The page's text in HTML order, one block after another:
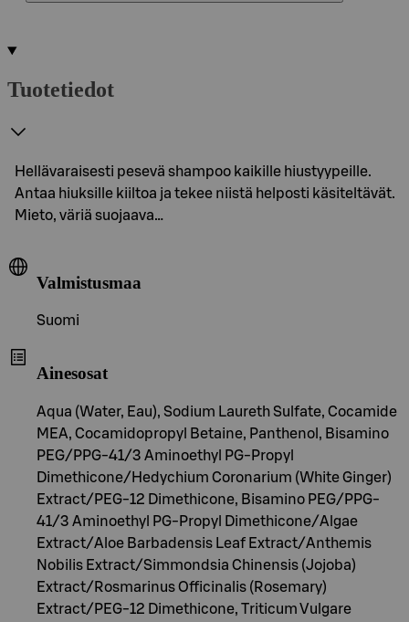
Tuotetiedot
Hellävaraisesti pesevä shampoo kaikille hiustyypeille.
Antaa hiuksille kiiltoa ja tekee niistä helposti käsiteltävät.
Mieto, väriä suojaava…
Valmistusmaa
Suomi
Ainesosat
Aqua (Water, Eau), Sodium Laureth Sulfate, Cocamide
MEA, Cocamidopropyl Betaine, Panthenol, Bisamino
PEG/PPG-41/3 Aminoethyl PG-Propyl
Dimethicone/Hedychium Coronarium (White Ginger)
Extract/PEG-12 Dimethicone, Bisamino PEG/PPG-
41/3 Aminoethyl PG-Propyl Dimethicone/Algae
Extract/Aloe Barbadensis Leaf Extract/Anthemis
Nobilis Extract/Simmondsia Chinensis (Jojoba)
Extract/Rosmarinus Officinalis (Rosemary)
Extract/PEG-12 Dimethicone, Triticum Vulgare